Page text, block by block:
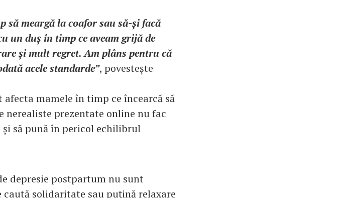
să meargă la coafor sau să-și facă
un duș în timp ce aveam grijă de
și mult regret. Am plâns pentru că
acele standarde”, povestește
mamele în timp ce încearcă să
nerealiste prezentate online nu fac
și să pună în pericol echilibrul
depresie postpartum nu sunt
solidaritate sau puțină relaxare